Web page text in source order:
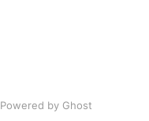
Powered by Ghost